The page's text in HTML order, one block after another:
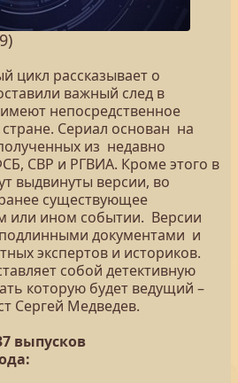
цикл рассказывает о
важный след в
непосредственное
Сериал основан на
из недавно
СВР и РГВИА. Кроме этого в
выдвинуты версии, во
существующее
или ином событии. Версии
документами и
экспертов и историков.
собой детективную
которую будет ведущий –
Сергей Медведев.
выпусков